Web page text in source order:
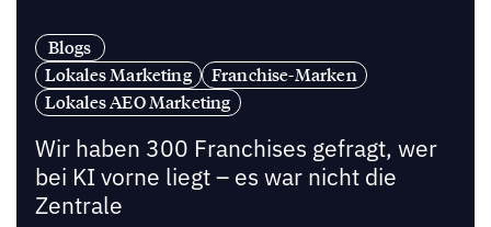
Blogs
Lokales Marketing
Franchise-Marken
Lokales AEO Marketing
Wir haben 300 Franchises gefragt, wer
bei KI vorne liegt – es war nicht die
Zentrale